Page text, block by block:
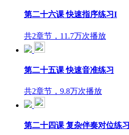
第二十六课 快速指序练习I
共2章节，11.7万次播放
第二十五课 快速音准练习
共2章节，9.8万次播放
第二十四课 复杂伴奏对位练习